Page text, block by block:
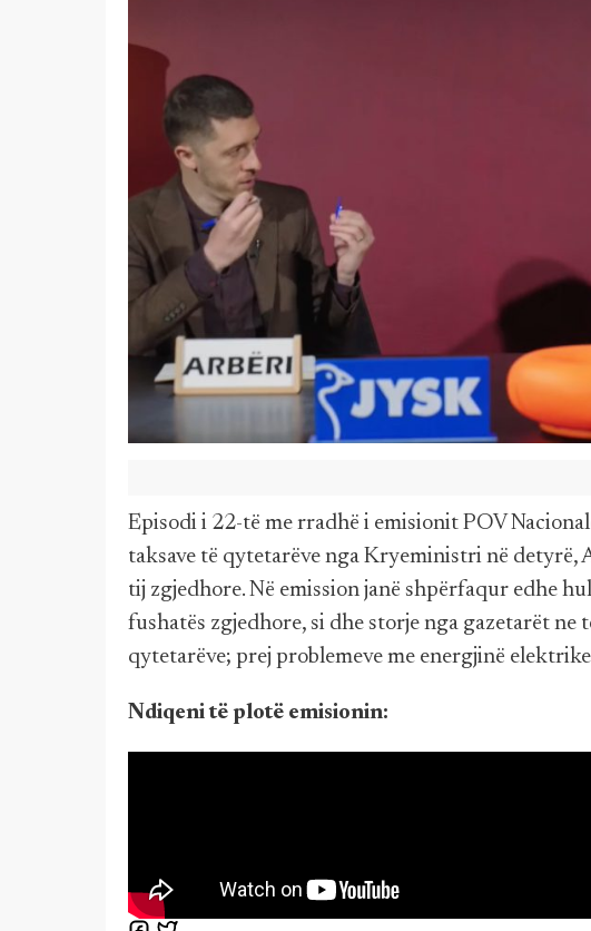
Episodi i 22-të me rradhë i emisionit POV
taksave të qytetarëve nga Kryeministri në detyrë,
tij zgjedhore. Në emission janë shpërfaqur edhe
fushatës zgjedhore, si dhe storje nga gazetarët ne
qytetarëve; prej problemeve me energjinë
Ndiqeni të plotë emisionin: